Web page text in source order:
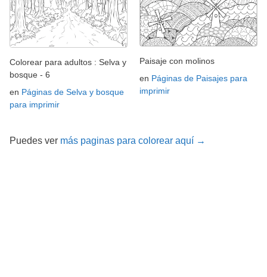
Colorear para adultos : Selva y
bosque - 6
en Páginas de Selva y bosque
para imprimir
Paisaje con molinos
en Páginas de Paisajes para
imprimir
Puedes ver más paginas para colorear aquí →